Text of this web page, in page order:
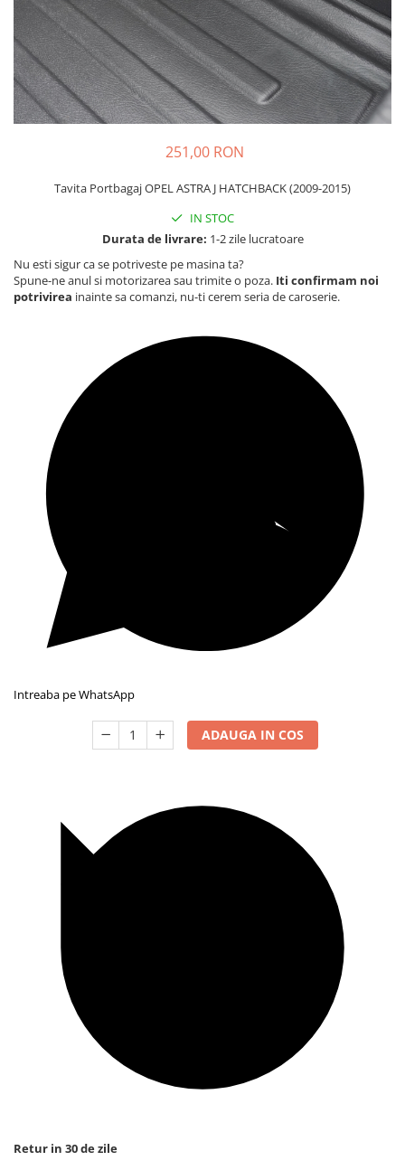
Accesorii Electronice Auto
Incarcatoare Auto
Accesorii pentru Roti si Anvelope
Husa Anvelope
251,00 RON
Tavita Portbagaj OPEL ASTRA J HATCHBACK (2009-2015)
IN STOC
Durata de livrare: 1-2 zile lucratoare
Nu esti sigur ca se potriveste pe masina ta?
Spune-ne anul si motorizarea sau trimite o poza. Iti confirmam noi
potrivirea inainte sa comanzi, nu-ti cerem seria de caroserie.
Intreaba pe WhatsApp
ADAUGA IN COS
Retur in 30 de zile